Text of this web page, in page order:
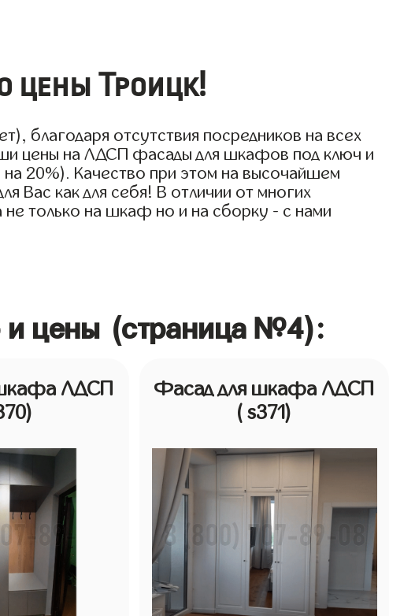
цены Троицк!
благодаря отсутствия посредников на всех
цены на ЛДСП фасады для шкафов под ключ и
20%). Качество при этом на высочайшем
Вас как для себя! В отличии от многих
только на шкаф но и на сборку - с нами
цены (страница №4):
ЛДСП
Фасад для шкафа ЛДСП
( s371)